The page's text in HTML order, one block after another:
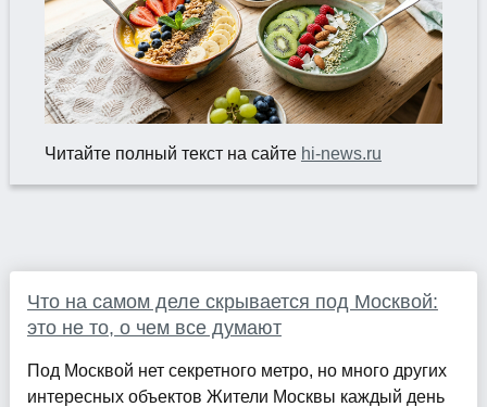
Читайте полный текст на сайте hi-news.ru
Что на самом деле скрывается под Москвой:
это не то, о чем все думают
Под Москвой нет секретного метро, но много других
интересных объектов Жители Москвы каждый день